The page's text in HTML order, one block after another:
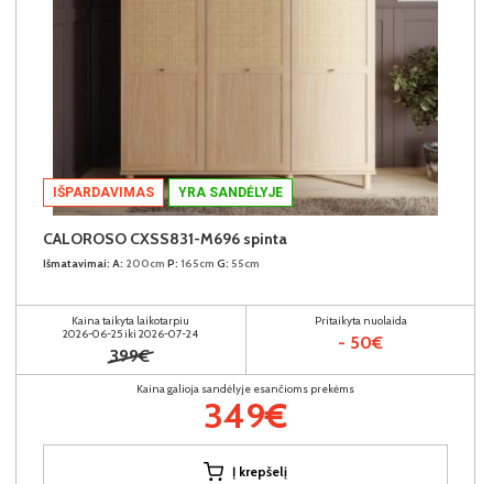
IŠPARDAVIMAS YRA SANDĖLYJE
CALOROSO CXSS831-M696 spinta
Išmatavimai: A: 200cm P: 165cm G: 55cm
Kaina taikyta laikotarpiu
2026-06-25 iki 2026-07-24
399€
Pritaikyta nuolaida
- 50€
Kaina galioja sandėlyje esančioms prekėms
349€
Į krepšelį